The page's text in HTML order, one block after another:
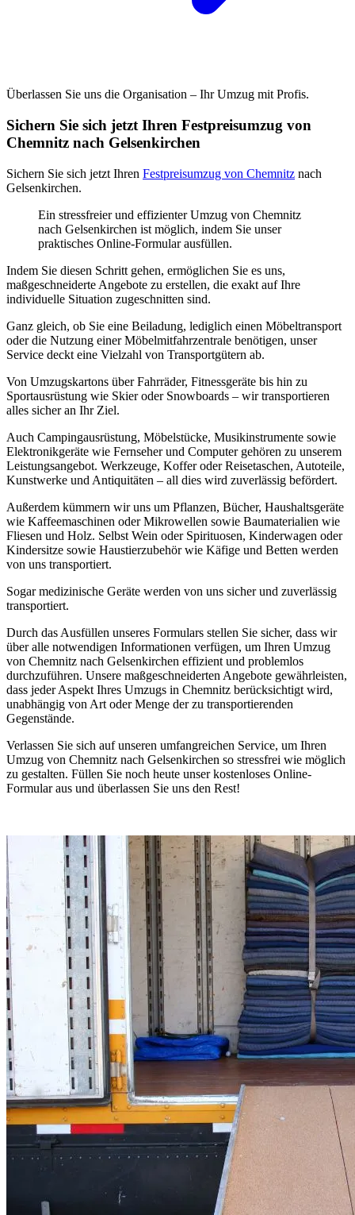
Überlassen Sie uns die Organisation – Ihr Umzug mit Profis.
Sichern Sie sich jetzt Ihren Festpreisumzug von
Chemnitz nach Gelsenkirchen
Sichern Sie sich jetzt Ihren Festpreisumzug von Chemnitz nach
Gelsenkirchen.
Ein stressfreier und effizienter Umzug von Chemnitz
nach Gelsenkirchen ist möglich, indem Sie unser
praktisches Online-Formular ausfüllen.
Indem Sie diesen Schritt gehen, ermöglichen Sie es uns,
maßgeschneiderte Angebote zu erstellen, die exakt auf Ihre
individuelle Situation zugeschnitten sind.
Ganz gleich, ob Sie eine Beiladung, lediglich einen Möbeltransport
oder die Nutzung einer Möbelmitfahrzentrale benötigen, unser
Service deckt eine Vielzahl von Transportgütern ab.
Von Umzugskartons über Fahrräder, Fitnessgeräte bis hin zu
Sportausrüstung wie Skier oder Snowboards – wir transportieren
alles sicher an Ihr Ziel.
Auch Campingausrüstung, Möbelstücke, Musikinstrumente sowie
Elektronikgeräte wie Fernseher und Computer gehören zu unserem
Leistungsangebot. Werkzeuge, Koffer oder Reisetaschen, Autoteile,
Kunstwerke und Antiquitäten – all dies wird zuverlässig befördert.
Außerdem kümmern wir uns um Pflanzen, Bücher, Haushaltsgeräte
wie Kaffeemaschinen oder Mikrowellen sowie Baumaterialien wie
Fliesen und Holz. Selbst Wein oder Spirituosen, Kinderwagen oder
Kindersitze sowie Haustierzubehör wie Käfige und Betten werden
von uns transportiert.
Sogar medizinische Geräte werden von uns sicher und zuverlässig
transportiert.
Durch das Ausfüllen unseres Formulars stellen Sie sicher, dass wir
über alle notwendigen Informationen verfügen, um Ihren Umzug
von Chemnitz nach Gelsenkirchen effizient und problemlos
durchzuführen. Unsere maßgeschneiderten Angebote gewährleisten,
dass jeder Aspekt Ihres Umzugs in Chemnitz berücksichtigt wird,
unabhängig von Art oder Menge der zu transportierenden
Gegenstände.
Verlassen Sie sich auf unseren umfangreichen Service, um Ihren
Umzug von Chemnitz nach Gelsenkirchen so stressfrei wie möglich
zu gestalten. Füllen Sie noch heute unser kostenloses Online-
Formular aus und überlassen Sie uns den Rest!